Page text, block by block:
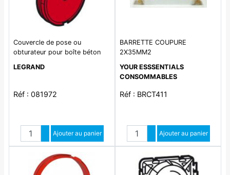
Couvercle de pose ou
obturateur pour boîte béton
081941
LEGRAND
Réf : 081972
Quantité
Augmenter quantité
Diminuer quantité
Ajouter au panier
BARRETTE COUPURE
2X35MM2
YOUR ESSSENTIALS
CONSOMMABLES
Réf : BRCT411
Quantité
Augmenter quantité
Diminuer quantité
Ajouter au panier